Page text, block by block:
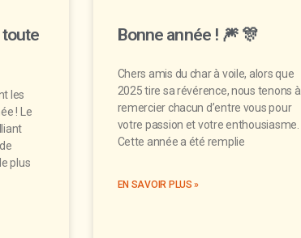
toute
les
! Le
plus
Bonne année ! 🎆 🎊
Chers amis du char à voile, alors que
2025 tire sa révérence, nous tenons à
remercier chacun d’entre vous pour
votre passion et votre enthousiasme.
Cette année a été remplie
EN SAVOIR PLUS »